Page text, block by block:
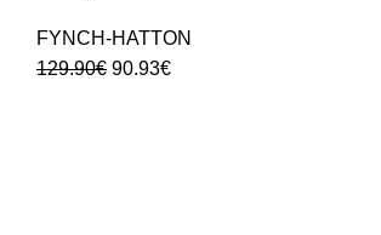
FYNCH-HATTON
129.90€ 90.93€